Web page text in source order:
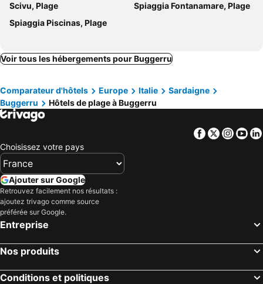
Scivu, Plage
Spiaggia Fontanamare, Plage
Spiaggia Piscinas, Plage
Voir tous les hébergements pour Buggerru
Comparateur d'hôtels Europe Italie
Sardaigne
Buggerru
Hôtels de plage à Buggerru
Facebook
Twitter
Choisissez votre pays
Ajouter sur Google
Retrouvez facilement nos résultats :
ajoutez trivago comme source
préférée sur Google.
Entreprise
Nos produits
Conditions et politiques